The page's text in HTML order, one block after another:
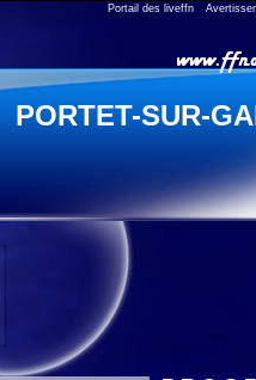
Portail des liveffn
PORTET-SUR-